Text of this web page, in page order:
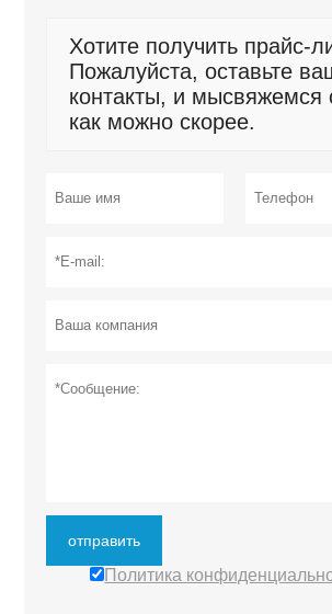
Хотите получить прайс-
Пожалуйста, оставьте
контакты, и мысвяжемся
как можно скорее.
отправить
Политика